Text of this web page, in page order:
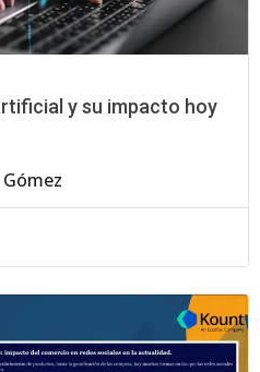
y su impacto hoy